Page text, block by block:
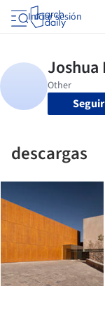
Iniciar sesión
Seguir
descargas